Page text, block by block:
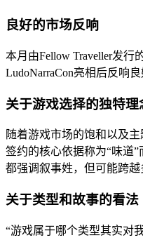
良好的市场反响
本月由Fellow Traveller发行
LudoNarraCon亮相后反响
关于游戏选择的独特理
随着游戏市场的饱和以及
签约的核心依据称为“味道
都强调叙事姓，但可能跨越
关于类型和故事的看法
“游戏属于哪个类型其实对